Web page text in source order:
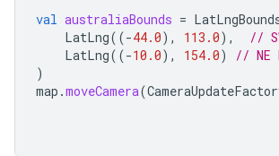
val australiaBounds =
LatLng((-44.0), 113.0),
//
LatLng((-10.0), 154.0)
// NE
)
map .moveCamera(